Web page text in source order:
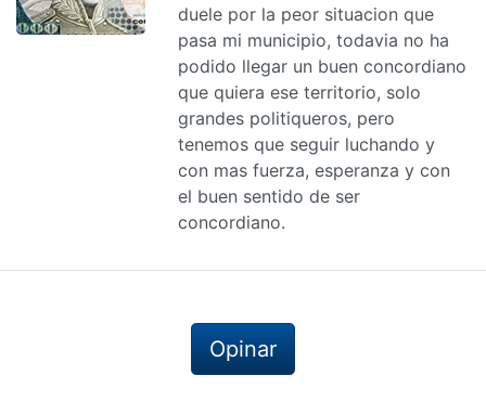
duele por la peor situacion que
pasa mi municipio, todavia no ha
podido llegar un buen concordiano
que quiera ese territorio, solo
grandes politiqueros, pero
tenemos que seguir luchando y
con mas fuerza, esperanza y con
el buen sentido de ser
concordiano.
Opinar